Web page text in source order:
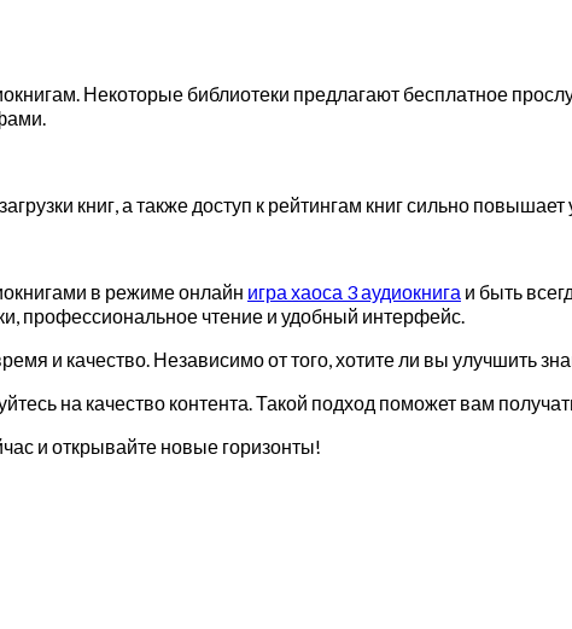
Некоторые библиотеки предлагают бесплатное
книг, а также доступ к рейтингам книг сильно
в режиме онлайн игра хаоса 3 аудиокнига и быть
профессиональное чтение и удобный интерфейс.
и качество. Независимо от того, хотите ли вы улучшить
на качество контента. Такой подход поможет вам
и открывайте новые горизонты!